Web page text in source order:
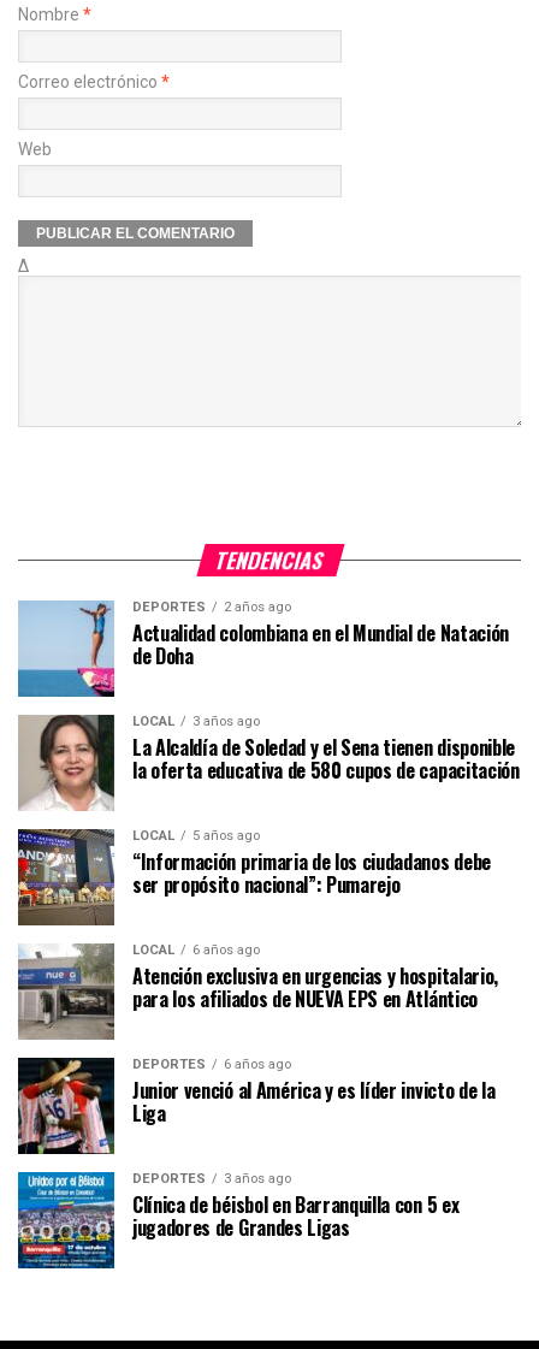
Nombre *
Correo electrónico *
Web
Δ
TENDENCIAS
DEPORTES 2 años ago
Actualidad colombiana en el Mundial de Natación
de Doha
LOCAL 3 años ago
La Alcaldía de Soledad y el Sena tienen disponible
la oferta educativa de 580 cupos de capacitación
LOCAL 5 años ago
“Información primaria de los ciudadanos debe
ser propósito nacional”: Pumarejo
LOCAL 6 años ago
Atención exclusiva en urgencias y hospitalario,
para los afiliados de NUEVA EPS en Atlántico
DEPORTES 6 años ago
Junior venció al América y es líder invicto de la
Liga
DEPORTES 3 años ago
Clínica de béisbol en Barranquilla con 5 ex
jugadores de Grandes Ligas